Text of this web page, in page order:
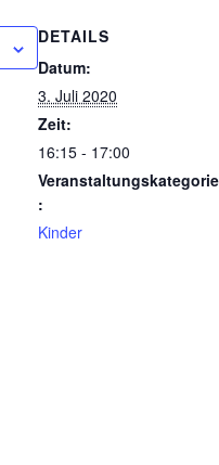
DETAILS
Datum:
3. Juli 2020
Zeit:
16:15 - 17:00
Veranstaltungskategorie
:
Kinder